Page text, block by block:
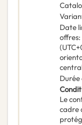
Date
offres:
Durée
Le
cadre